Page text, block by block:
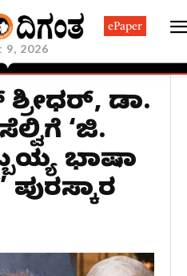
9, 2026
ePaper
ಡಾ.
‘ಜಿ.
ಭಾಷಾ